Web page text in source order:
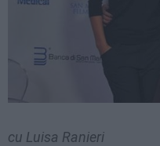
cu Luisa Ranieri